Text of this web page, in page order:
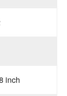
inch